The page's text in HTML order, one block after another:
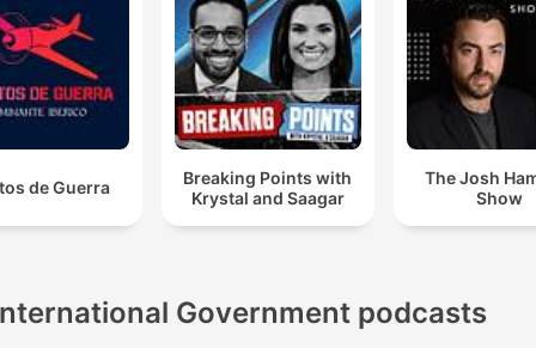
de Guerra
Breaking Points with
Krystal and Saagar
The Josh
Show
Government podcasts